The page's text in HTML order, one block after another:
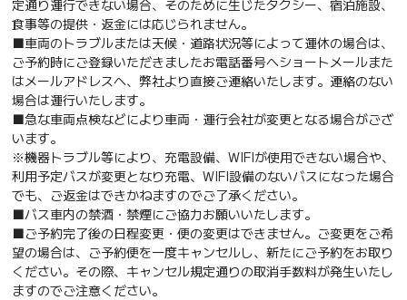
定通り運行できない場合、そのために生じたタクシー、宿泊施設、
食事等の提供・返金には応じられません。
■車両のトラブルまたは天候・道路状況等によって運休の場合は、
ご予約時にご登録いただきましたお電話番号へショートメールまた
はメールアドレスへ、弊社より直接ご連絡いたします。連絡のない
場合は運行いたします。
■急な車両点検などにより車両・運行会社が変更となる場合がござ
います。
※機器トラブル等により、充電設備、WIFIが使用できない場合や、
利用予定バスが変更となり充電、WIFI設備のないバスになった場合
でも、ご返金はできかねますのでご了承ください。
■バス車内の禁酒・禁煙にご協力お願いいたします。
■ご予約完了後の日程変更・便の変更はできません。ご変更をご希
望の場合は、ご予約便を一度キャンセルし、新たにご予約をお取り
ください。その際、キャンセル規定通りの取消手数料が発生いたし
ますのでご注意ください。